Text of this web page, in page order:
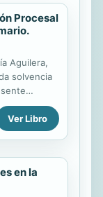
Procesal
Aguilera,
solvencia
temas 13 a
Ver Libro
en la